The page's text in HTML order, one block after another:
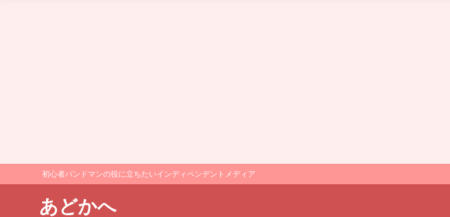
初心者バンドマンの役に立ちたいインディペンデントメディア
あどかへ